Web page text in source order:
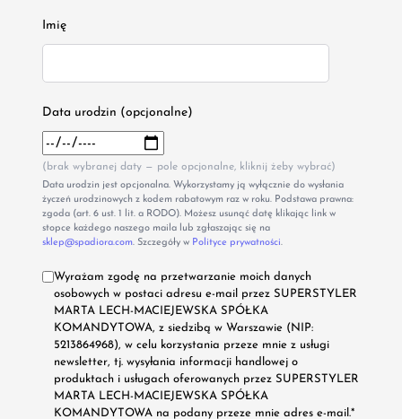
Imię
Data urodzin (opcjonalne)
(brak wybranej daty — pole opcjonalne, kliknij żeby wybrać)
Data urodzin jest opcjonalna. Wykorzystamy ją wyłącznie do wysłania
życzeń urodzinowych z kodem rabatowym raz w roku. Podstawa prawna:
zgoda (art. 6 ust. 1 lit. a RODO). Możesz usunąć datę klikając link w
stopce każdego naszego maila lub zgłaszając się na
sklep@spadiora.com. Szczegóły w Polityce prywatności.
Wyrażam zgodę na przetwarzanie moich danych
osobowych w postaci adresu e-mail przez SUPERSTYLER
MARTA LECH-MACIEJEWSKA SPÓŁKA
KOMANDYTOWA, z siedzibą w Warszawie (NIP:
5213864968), w celu korzystania przeze mnie z usługi
newsletter, tj. wysyłania informacji handlowej o
produktach i usługach oferowanych przez SUPERSTYLER
MARTA LECH-MACIEJEWSKA SPÓŁKA
KOMANDYTOWA na podany przeze mnie adres e-mail.*